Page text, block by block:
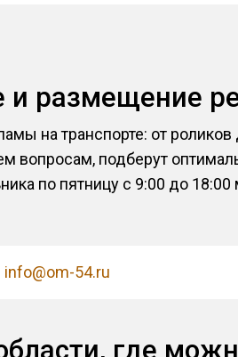
и размещение
на транспорте: от
вопросам, подберут
по пятницу с 9:00 до
info@om-54.ru
где